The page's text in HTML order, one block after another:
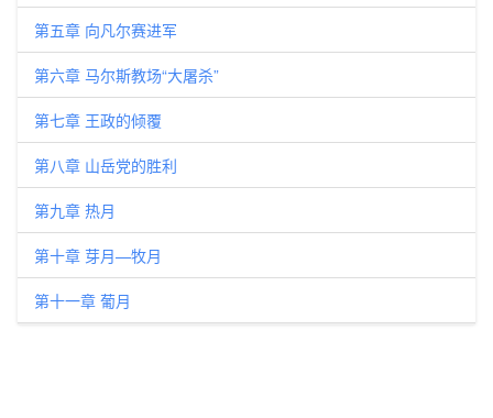
第五章 向凡尔赛进军
第六章 马尔斯教场“大屠杀”
第七章 王政的倾覆
第八章 山岳党的胜利
第九章 热月
第十章 芽月—牧月
第十一章 葡月